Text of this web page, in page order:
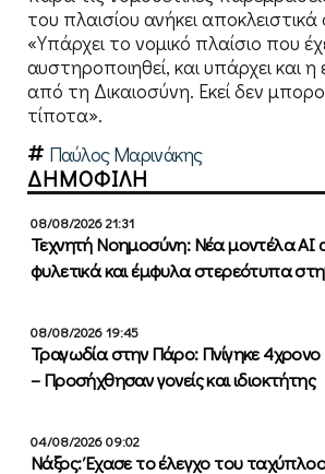
του πλαισίου ανήκει
«Υπάρχει το νομικό πλαίσιο που
αυστηροποιηθεί, και υπάρχει και
από τη Δικαιοσύνη. Εκεί δεν
τίποτα».
Παύλος Μαρινάκης
ΔΗΜΟΦΙΛΗ
08/08/2026 21:31
Τεχνητή Νοημοσύνη: Νέα μοντέλα
φυλετικά και έμφυλα στερεότυπα
08/08/2026 19:45
Τραγωδία στην Πάρο: Πνίγηκε 4χρονο
– Προσήχθησαν γονείς και ιδιοκτήτης
04/08/2026 09:02
Νάξος: Έχασε το έλεγχο του